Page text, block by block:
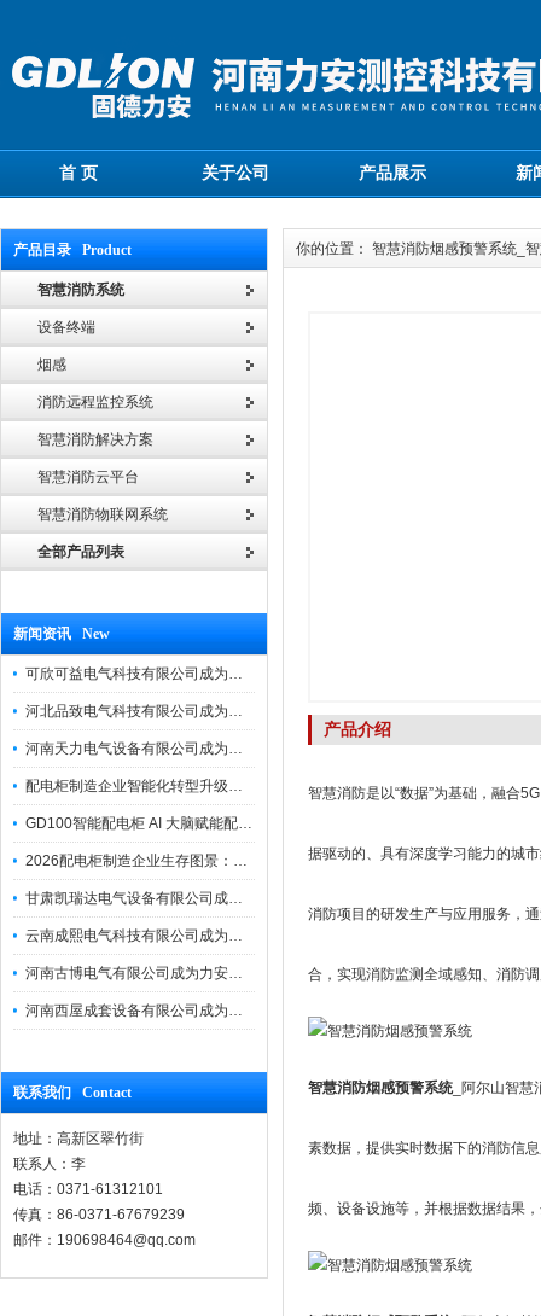
首 页 关于公司 产品展示 新
产品目录 Product
智慧消防系统
设备终端
烟感
消防远程监控系统
智慧消防解决方案
智慧消防云平台
智慧消防物联网系统
全部产品列表
新闻资讯 New
可欣可益电气科技有限公司成为力安电易云战略合作伙伴，共创智能配电新未来
河北品致电气科技有限公司成为力安电易云战略合作伙伴，共创智能配电新未来
河南天力电气设备有限公司成为力安电易云战略合作伙伴，共创智能配电新未来
配电柜制造企业智能化转型升级研讨会在力安成功举办
GD100智能配电柜 AI 大脑赋能配电柜制造企业高压一键顺控！
2026配电柜制造企业生存图景：市场、政策与智能化转型路径
甘肃凯瑞达电气设备有限公司成为电易云战略合作伙伴，共创智能配电新未来
云南成熙电气科技有限公司成为力安电易云战略合作伙伴，共创智能配电新未来
河南古博电气有限公司成为力安电易云战略合作伙伴，共创智能配电新未来！
河南西屋成套设备有限公司成为力安电易云战略合作伙伴，共创智能配电新未来
联系我们 Contact
地址：高新区翠竹街
联系人：李
电话：0371-61312101
传真：86-0371-67679239
邮件：190698464@qq.com
你的位置： 智慧消防烟感预警系统_
产品介绍
智慧消防是以“数据”为基础，融合
据驱动的、具有深度学习能力的城
消防项目的研发生产与应用服务，
合，实现消防监测全域感知、消防
智慧消防烟感预警系统_阿尔山智慧
素数据，提供实时数据下的消防信
频、设备设施等，并根据数据结果